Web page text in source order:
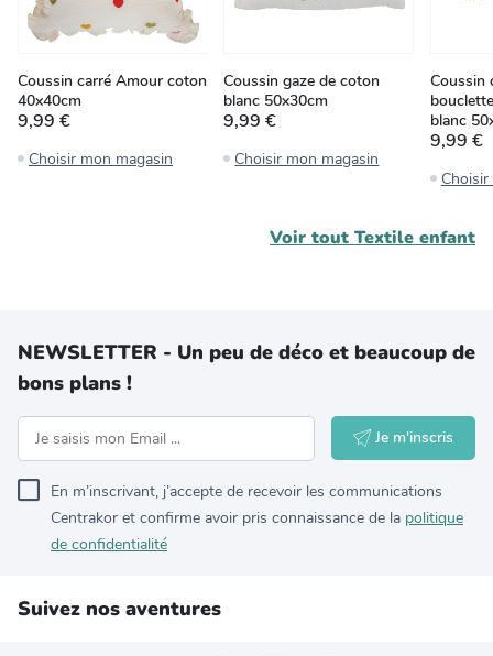
Coussin carré Amour coton
40x40cm
9,99 €
Choisir mon magasin
Coussin gaze de coton
blanc 50x30cm
9,99 €
Choisir mon magasin
Coussin
blanc
9,99 €
Voir tout Textile enfant
NEWSLETTER - Un peu de déco et beaucoup de
bons plans !
Je m'inscris
En m’inscrivant, j’accepte de recevoir les communications
Centrakor et confirme avoir pris connaissance de la politique
de confidentialité
Suivez nos aventures